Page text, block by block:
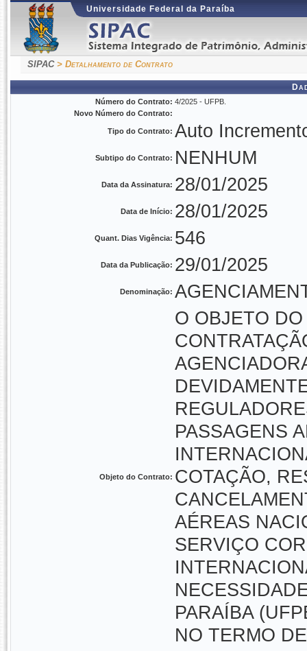
Universidade Federal da Paraíba
SIPAC> Detalhamento de Contrato
Número do Contrato: 4/2025 - UFPB.
Novo Número do Contrato:
Tipo do Contrato: Auto
Subtipo do Contrato: NENHUM
Data da Assinatura: 28/01/2025
Data de Início: 28/01/2025
Quant. Dias Vigência: 546
Data da Publicação: 29/01/2025
Denominação:
Objeto do Contrato:
O OBJETO
PASSAGENS
COTAÇÃO,
AÉREAS
SERVIÇO
PARAÍBA
NO TERMO